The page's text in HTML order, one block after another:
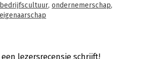
of each subsidiary's origins,
Berkshire reveal how managers
and a sense of permanence.
wishing to profit from the
bedrijfscultuur, ondernemerschap,
eigenaarschap
Columbia University Press
lezersrecensie schrijft!